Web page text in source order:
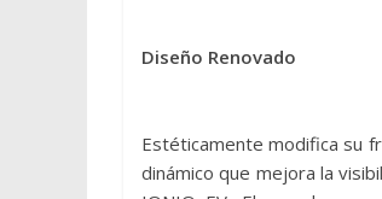
Diseño Renovado
Estéticamente modifica su
dinámico que mejora la